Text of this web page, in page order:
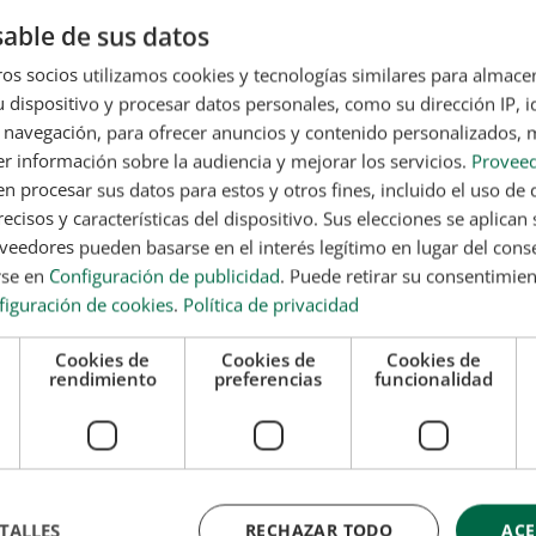
básicos.
Fitoterapia y Homeopatía + Máster Nutrición
teórica complementaria. Esta formación no conduce a la obtención de una
u oficial que puedes consultar en la web del Ministerio de Educación y en
máster fitoterapia y homeopatía
terapias naturales,
sí, vale la pena estudiar un máster
. Según datos del Ministerio de Sanidad en España, un
utilizado en alguna ocasión terapias alternativas o
lo que refleja una demanda creciente de este
continúa en expansión, impulsado por el interés en
de sus datos
socios utilizamos cookies y tecnologías similares para
dispositivo y procesar datos personales, como su dirección IP,
para ofrecer anuncios y contenido personalizados,
información sobre la audiencia y mejorar los servicios.
procesar sus datos para estos y otros fines, incluido el uso de
y características del dispositivo. Sus elecciones se aplican
pueden basarse en el interés legítimo en lugar del
en Configuración de publicidad. Puede retirar su
de cookies. Política de privacidad
Cookies de
rendimiento
Cookies de
preferencias
Cookies de
funcionalidad
RECHAZAR TODO